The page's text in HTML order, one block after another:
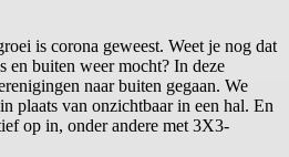
is corona geweest. Weet je nog dat
en buiten weer mocht? In deze
naar buiten gegaan. We
plaats van onzichtbaar in een hal. En
op in, onder andere met 3X3-